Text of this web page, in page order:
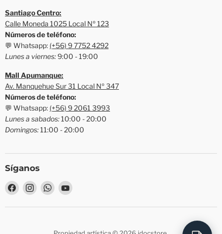
Santiago Centro:
Calle Moneda 1025 Local Nº 123
Números de teléfono:
💬 Whatsapp: (+56) 9 7752 4292
Lunes a viernes:9:00 - 19:00
Mall Apumanque:
Av. Manquehue Sur 31 Local Nº 347
Números de teléfono:
💬 Whatsapp: (+56) 9 2061 3993
Lunes a sabados:10:00 - 20:00
Domingos:11:00 - 20:00
Síganos
Encuéntrenos
en
Facebook
Encuéntrenos
en
Instagram
Encuéntrenos
en
WhatsApp
Encuéntrenos
YouTube